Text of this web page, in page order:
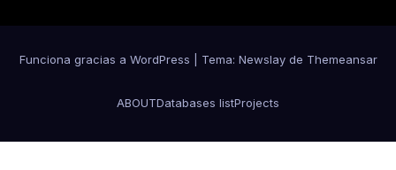
Funciona gracias a WordPress Tema: Newslayde Themeansar
ABOUTDatabases listProjects